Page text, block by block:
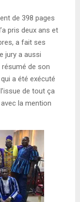
de 398 pages
pris deux ans et
a fait ses
jury a aussi
de son
a été exécuté
de tout ça
la mention